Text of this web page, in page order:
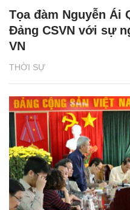
THỜI SỰ
Tọa đàm Nguyễn Ái
Đảng CSVN với sự
VN